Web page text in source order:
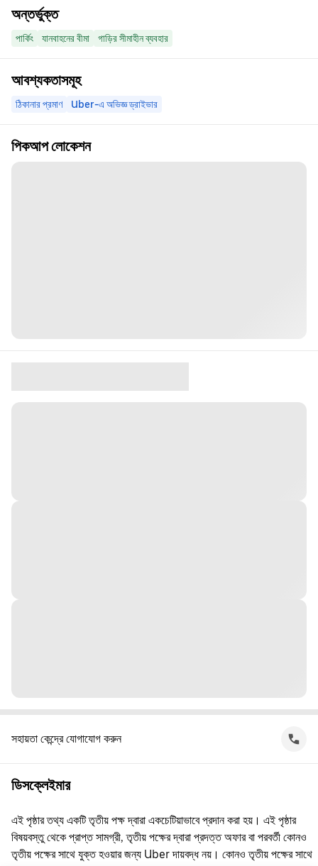
অন্তর্ভুক্ত
পার্কিং যানবাহনের বীমা গাড়ির সীমাহীন ব্যবহার
আবশ্যকতাসমূহ
ঠিকানার প্রমাণ Uber-এ অভিজ্ঞ ড্রাইভার
পিকআপ লোকেশন
সহায়তা কেন্দ্রে যোগাযোগ করুন
ডিসক্লেইমার
এই পৃষ্ঠার তথ্য একটি তৃতীয় পক্ষ দ্বারা একচেটিয়াভাবে প্রদান করা হয়। এই পৃষ্ঠার
বিষয়বস্তু থেকে প্রাপ্ত সামগ্রী, তৃতীয় পক্ষের দ্বারা প্রদত্ত অফার বা পরবর্তী কোনও
তৃতীয় পক্ষের সাথে যুক্ত হওয়ার জন্য Uber দায়বদ্ধ নয়। কোনও তৃতীয় পক্ষের সাথে